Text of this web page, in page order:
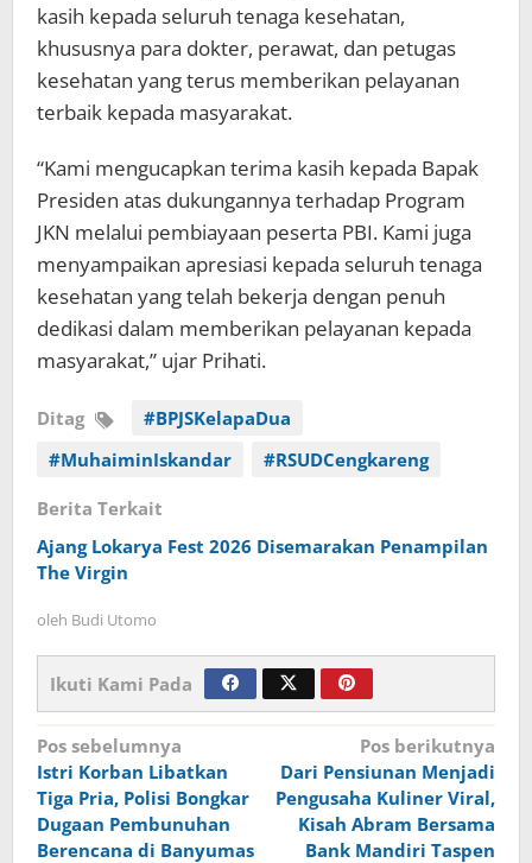
kasih kepada seluruh tenaga kesehatan,
khususnya para dokter, perawat, dan petugas
kesehatan yang terus memberikan pelayanan
terbaik kepada masyarakat.
“Kami mengucapkan terima kasih kepada Bapak
Presiden atas dukungannya terhadap Program
JKN melalui pembiayaan peserta PBI. Kami juga
menyampaikan apresiasi kepada seluruh tenaga
kesehatan yang telah bekerja dengan penuh
dedikasi dalam memberikan pelayanan kepada
masyarakat,” ujar Prihati.
Ditag
#BPJSKelapaDua
#MuhaiminIskandar
#RSUDCengkareng
Berita Terkait
Ajang Lokarya Fest 2026 Disemarakan Penampilan
The Virgin
oleh Budi Utomo
Ikuti Kami Pada
Navigasi
pos
Pos sebelumnya
Istri Korban Libatkan
Tiga Pria, Polisi Bongkar
Dugaan Pembunuhan
Berencana di Banyumas
Pos berikutnya
Dari Pensiunan Menjadi
Pengusaha Kuliner Viral,
Kisah Abram Bersama
Bank Mandiri Taspen